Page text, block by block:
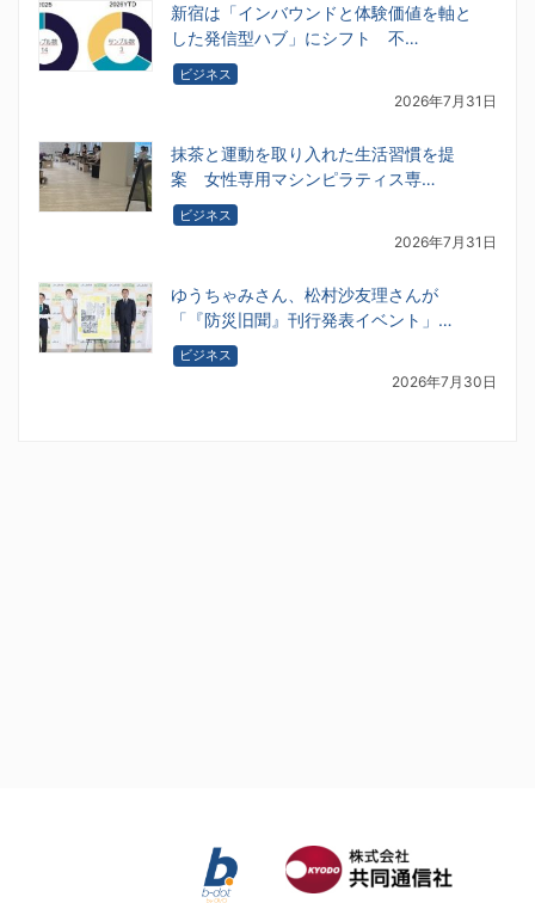
新宿は「インバウンドと体験価値を軸と
した発信型ハブ」にシフト 不…
ビジネス
2026年7月31日
抹茶と運動を取り入れた生活習慣を提
案 女性専用マシンピラティス専…
ビジネス
2026年7月31日
ゆうちゃみさん、松村沙友理さんが
「『防災旧聞』刊行発表イベント」…
ビジネス
2026年7月30日